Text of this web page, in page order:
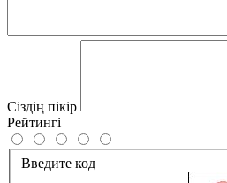
Сіздің пікір
Рейтингі
Введите код